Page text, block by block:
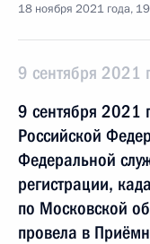
18 ноября 2021 года,
9 сентября 2021
9 сентября 2021
Российской
Федеральной
регистрации,
по Московской
провела в